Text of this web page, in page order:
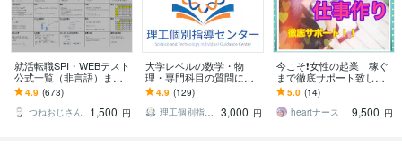
就活転職SPI・WEBテスト
公式一覧（非言語）ます
採用試験（新卒・キャリ
ア）の第一関門をサクッ
と突破したい人！
4.9 (673)
つねおじさん
1,500 円
大学レベルの数学・物
理・専門科目の質問に答
えます 試験問題・授業課
題・レポートなどに関す
る質問をぶつけて下さい
4.9 (129)
理工個別指導センター
3,000 円
今こそ❗️女性の起業 稼ぐ
まで徹底サポート致しま
す 「在宅わたしビジネ
ス」あなたの魅力を仕事
にかえて収入アップ♫
5.0 (14)
heartナース
9,500 円